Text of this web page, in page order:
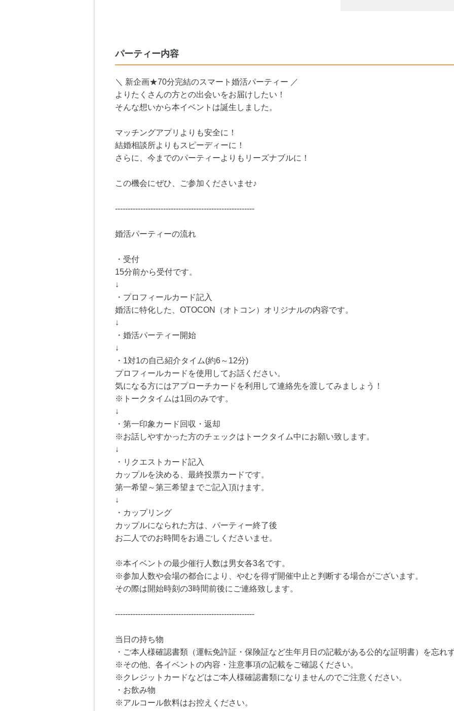
パーティー内容
＼ 新企画★70分完結のスマート婚活パーティー ／
よりたくさんの方との出会いをお届けしたい！
そんな想いから本イベントは誕生しました。
マッチングアプリよりも安全に！
結婚相談所よりもスピーディーに！
さらに、今までのパーティーよりもリーズナブルに！
この機会にぜひ、ご参加くださいませ♪
-------------------------------------------------------
婚活パーティーの流れ
・受付
15分前から受付です。
↓
・プロフィールカード記入
婚活に特化した、OTOCON（オトコン）オリジナルの内容です。
↓
・婚活パーティー開始
↓
・1対1の自己紹介タイム(約6～12分)
プロフィールカードを使用してお話ください。
気になる方にはアプローチカードを利用して連絡先を渡してみましょう！
※トークタイムは1回のみです。
↓
・第一印象カード回収・返却
※お話しやすかった方のチェックはトークタイム中にお願い致します。
↓
・リクエストカード記入
カップルを決める、最終投票カードです。
第一希望～第三希望までご記入頂けます。
↓
・カップリング
カップルになられた方は、パーティー終了後
お二人でのお時間をお過ごしくださいませ。
※本イベントの最少催行人数は男女各3名です。
※参加人数や会場の都合により、やむを得ず開催中止と判断する場合がございます。
その際は開始時刻の3時間前後にご連絡致します。
-------------------------------------------------------
当日の持ち物
・ご本人様確認書類（運転免許証・保険証など生年月日の記載がある公的な証明書）を忘れ
※その他、各イベントの内容・注意事項の記載をご確認ください。
※クレジットカードなどはご本人様確認書類になりませんのでご注意ください。
・お飲み物
※アルコール飲料はお控えください。